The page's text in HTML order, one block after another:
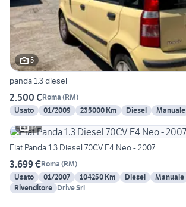
5
panda 1.3 diesel
2.500 €Roma (RM)
Usato
01/2009 235000 Km Diesel Manuale
12
Fiat Panda 1.3 Diesel 70CV E4 Neo - 2007
3.699 €Roma (RM)
Usato
01/2007 104250 Km Diesel Manuale
Rivenditore Drive Srl